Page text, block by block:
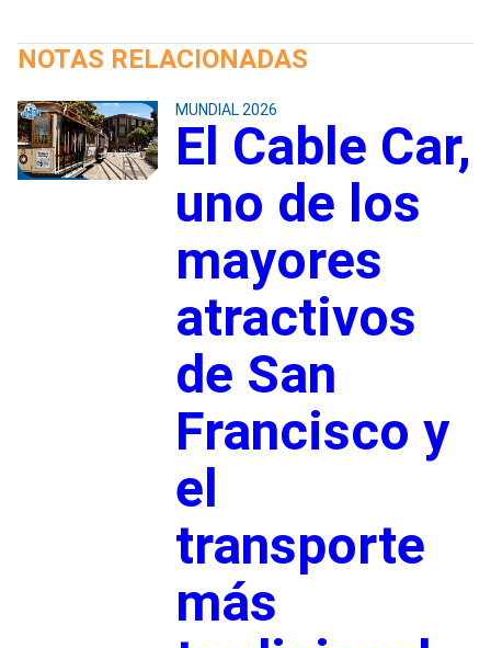
NOTAS RELACIONADAS
MUNDIAL 2026
El Cable Car,
uno de los
mayores
atractivos
de San
Francisco y
el
transporte
más